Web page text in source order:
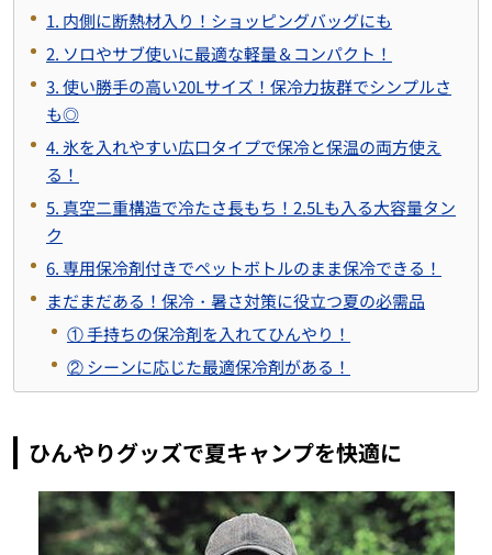
1. 内側に断熱材入り！ショッピングバッグにも
2. ソロやサブ使いに最適な軽量＆コンパクト！
3. 使い勝手の高い20Lサイズ！保冷力抜群でシンプルさ
も◎
4. 氷を入れやすい広口タイプで保冷と保温の両方使え
る！
5. 真空二重構造で冷たさ長もち！2.5Lも入る大容量タン
ク
6. 専用保冷剤付きでペットボトルのまま保冷できる！
まだまだある！保冷・暑さ対策に役立つ夏の必需品
① 手持ちの保冷剤を入れてひんやり！
② シーンに応じた最適保冷剤がある！
ひんやりグッズで夏キャンプを快適に